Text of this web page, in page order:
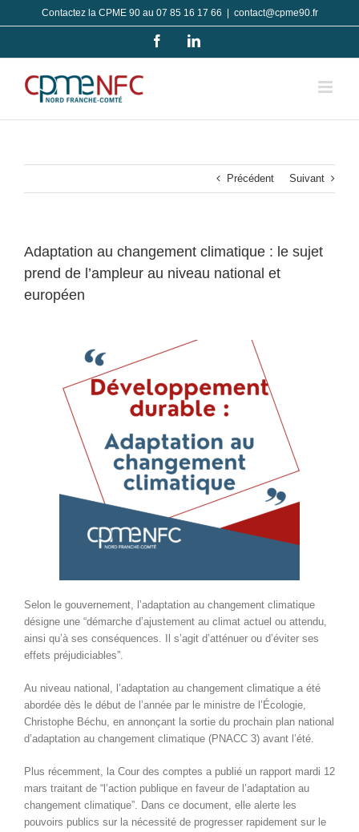
au
Contactez la CPME 90 au 07 85 16 17 66 contact@cpme90.fr
FacebookLinkedIn
Précédent Suivant
Adaptation au changement climatique : le sujet
prend de l’ampleur au niveau national et
européen
Selon le gouvernement, l’adaptation au changement climatique
désigne une “démarche d’ajustement au climat actuel ou attendu,
ainsi qu’à ses conséquences. Il s’agit d’atténuer ou d’éviter ses
effets préjudiciables”.
Au niveau national, l’adaptation au changement climatique a été
abordée dès le début de l’année par le ministre de l’Écologie,
Christophe Béchu, en annonçant la sortie du prochain plan national
d’adaptation au changement climatique (PNACC 3) avant l’été.
Plus récemment, la Cour des comptes a publié un rapport mardi 12
mars traitant de “l’action publique en faveur de l’adaptation au
changement climatique”. Dans ce document, elle alerte les
pouvoirs publics sur la nécessité de progresser rapidement sur le